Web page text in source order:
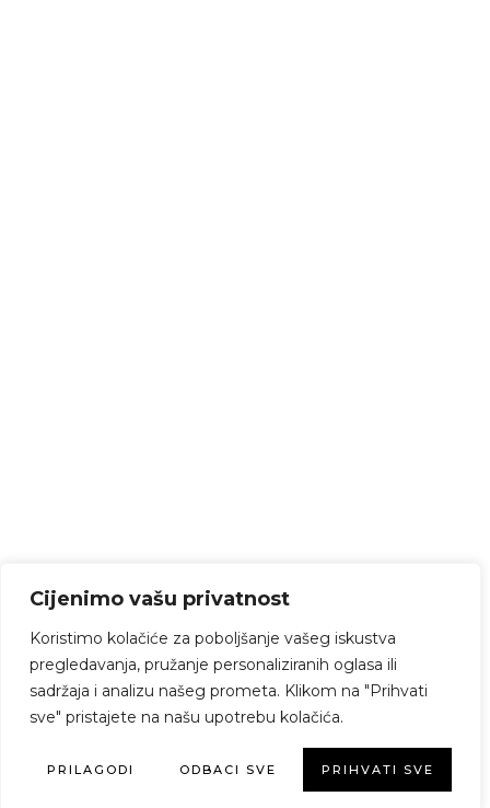
Cijenimo vašu privatnost
Koristimo kolačiće za poboljšanje vašeg iskustva
pregledavanja, pružanje personaliziranih oglasa ili
sadržaja i analizu našeg prometa. Klikom na "Prihvati
sve" pristajete na našu upotrebu kolačića.
PRILAGODI ODBACI SVE PRIHVATI SVE